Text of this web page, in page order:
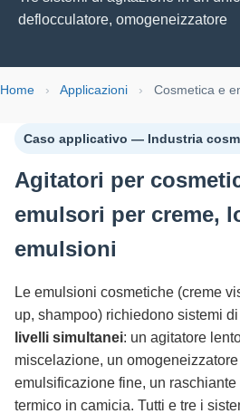
deflocculatore, omogeneizzatore
Home › Applicazioni › Cosmetica e
Caso applicativo — Industria
Agitatori per
emulsori per creme,
emulsioni
Le emulsioni cosmetiche (creme
up, shampoo) richiedono sistemi
livelli simultanei: un agitatore
miscelazione, un
emulsificazione fine, un
termico in camicia. Tutti e tre i